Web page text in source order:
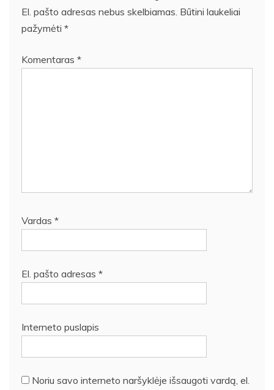
El. pašto adresas nebus skelbiamas. Būtini laukeliai
pažymėti *
Komentaras *
Vardas *
El. pašto adresas *
Interneto puslapis
Noriu savo interneto naršyklėje išsaugoti vardą, el.